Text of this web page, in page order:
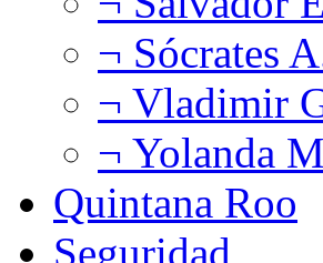
¬ Sócrates
¬ Vladimir
¬ Yolanda
Quintana Roo
Seguridad